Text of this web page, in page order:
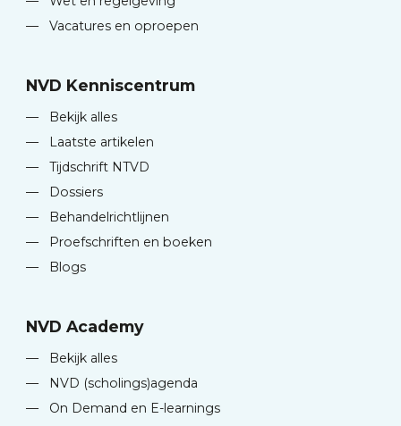
—
Vacatures en oproepen
NVD Kenniscentrum
—
Bekijk alles
—
Laatste artikelen
—
Tijdschrift NTVD
—
Dossiers
—
Behandelrichtlijnen
—
Proefschriften en boeken
—
Blogs
NVD Academy
—
Bekijk alles
—
NVD (scholings)agenda
—
On Demand en E-learnings